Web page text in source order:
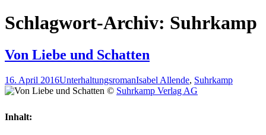
Schlagwort-Archiv: Suhrkamp
Von Liebe und Schatten
16. April 2016UnterhaltungsromanIsabel Allende, Suhrkamp
© Suhrkamp Verlag AG
Inhalt: